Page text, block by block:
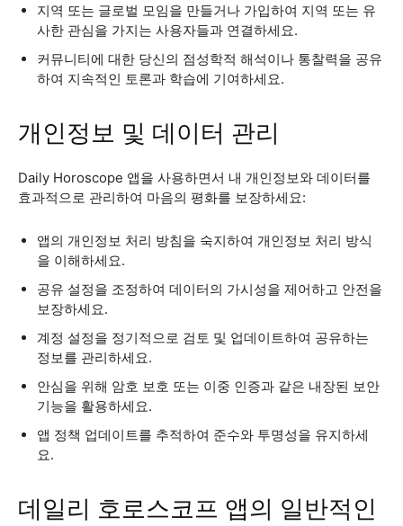
지역 또는 글로벌 모임을 만들거나 가입하여 지역 또는 유
사한 관심을 가지는 사용자들과 연결하세요.
커뮤니티에 대한 당신의 점성학적 해석이나 통찰력을 공유
하여 지속적인 토론과 학습에 기여하세요.
개인정보 및 데이터 관리
Daily Horoscope 앱을 사용하면서 내 개인정보와 데이터를
효과적으로 관리하여 마음의 평화를 보장하세요:
앱의 개인정보 처리 방침을 숙지하여 개인정보 처리 방식
을 이해하세요.
공유 설정을 조정하여 데이터의 가시성을 제어하고 안전을
보장하세요.
계정 설정을 정기적으로 검토 및 업데이트하여 공유하는
정보를 관리하세요.
안심을 위해 암호 보호 또는 이중 인증과 같은 내장된 보안
기능을 활용하세요.
앱 정책 업데이트를 추적하여 준수와 투명성을 유지하세
요.
데일리 호로스코프 앱의 일반적인